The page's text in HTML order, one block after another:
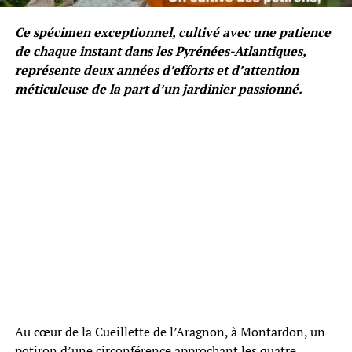
Ce spécimen exceptionnel, cultivé avec une patience
de chaque instant dans les Pyrénées-Atlantiques,
représente deux années d’efforts et d’attention
méticuleuse de la part d’un jardinier passionné.
Au cœur de la Cueillette de l’Aragnon, à Montardon, un